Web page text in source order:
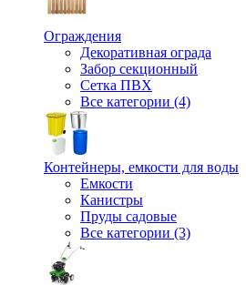
Ограждения
Декоративная ограда
Забор секционный
Сетка ПВХ
Все категории (4)
Контейнеры, емкости для воды
Емкости
Канистры
Пруды садовые
Все категории (3)